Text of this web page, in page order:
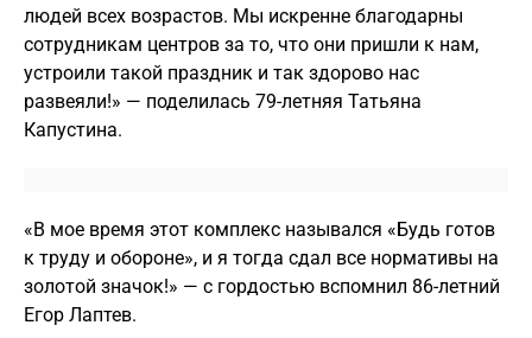
людей всех возрастов. Мы искренне благодарны
сотрудникам центров за то, что они пришли к нам,
устроили такой праздник и так здорово нас
развеяли!» — поделилась 79-летняя Татьяна
Капустина.
«В мое время этот комплекс назывался «Будь готов
к труду и обороне», и я тогда сдал все нормативы на
золотой значок!» — с гордостью вспомнил 86-летний
Егор Лаптев.